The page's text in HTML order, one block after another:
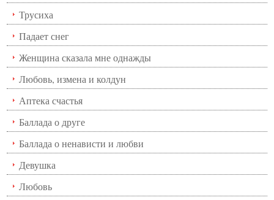
Трусиха
Падает снег
Женщина сказала мне однажды
Любовь, измена и колдун
Аптека счастья
Баллада о друге
Баллада о ненависти и любви
Девушка
Любовь